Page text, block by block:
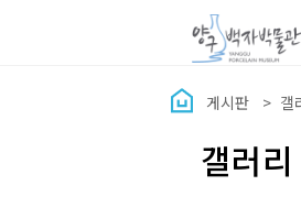
게시판 갤
갤러리